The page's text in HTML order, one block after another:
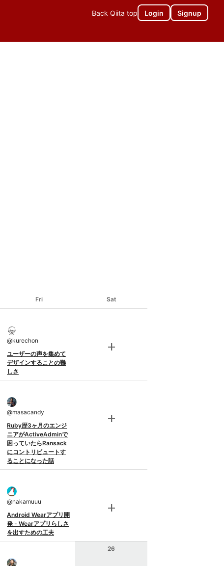
Back Qiita top Login Signup
Fri Sat
@kurechon
ユーザーの声を集めて
デザインすることの難
しさ
add
@masacandy
Ruby歴3ヶ月のエンジ
ニアがActiveAdminで
困っていたらRansack
にコントリビュートす
ることになった話
add
@nakamuuu
Android Wearアプリ開
発 - Wearアプリらしさ
を出すための工夫
add
26